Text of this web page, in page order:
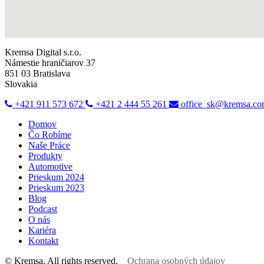
Kremsa Digital s.r.o.
Námestie hraničiarov 37
851 03 Bratislava
Slovakia
+421 911 573 672
+421 2 444 55 261
Domov
Čo Robíme
Naše Práce
Produkty
Automotive
Prieskum 2024
Prieskum 2023
Blog
Podcast
O nás
Kariéra
Kontakt
© Kremsa. All rights reserved. Ochrana osobných údajov